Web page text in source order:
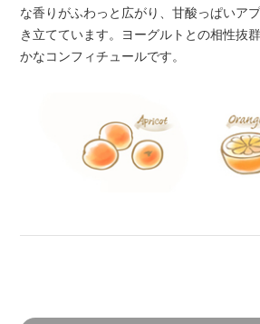
な香りがふわっと広がり、甘酸っぱいア
き立てています。ヨーグルトとの相性抜
かなコンフィチュールです。